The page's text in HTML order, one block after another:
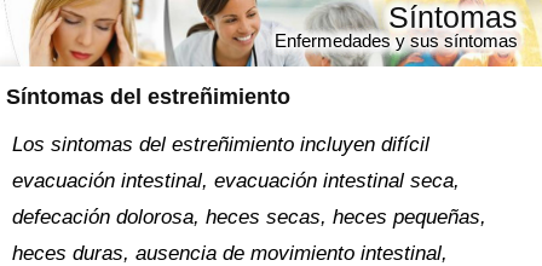
Síntomas del estreñimiento
Síntomas
Enfermedades y sus síntomas
Los sintomas del estreñimiento incluyen difícil
evacuación intestinal, evacuación intestinal seca,
defecación dolorosa, heces secas, heces pequeñas,
heces duras, ausencia de movimiento intestinal,